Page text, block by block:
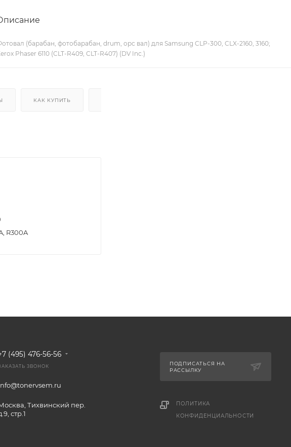
(барабан, фотобарабан, drum, opc вал) для Samsung CLP-300, CLX-2160, 3160;
Phaser 6110 (CLT-R409, CLT-R407) (DV Inc.)
КАК КУПИТЬ
R300A
(495) 476-56-56
ЗВОНОК
Тихвинский пер.
стр.1
ПОДПИСАТЬСЯ НА
РАССЫЛКУ
ПОЛИТИКА
КОНФИДЕНЦИАЛЬНОСТИ